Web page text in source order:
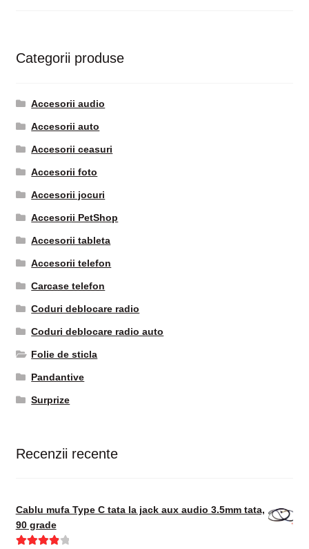
Categorii produse
Accesorii audio
Accesorii auto
Accesorii ceasuri
Accesorii foto
Accesorii jocuri
Accesorii PetShop
Accesorii tableta
Accesorii telefon
Carcase telefon
Coduri deblocare radio
Coduri deblocare radio auto
Folie de sticla
Pandantive
Surprize
Recenzii recente
Cablu mufa Type C tata la jack aux audio 3.5mm tata,
90 grade